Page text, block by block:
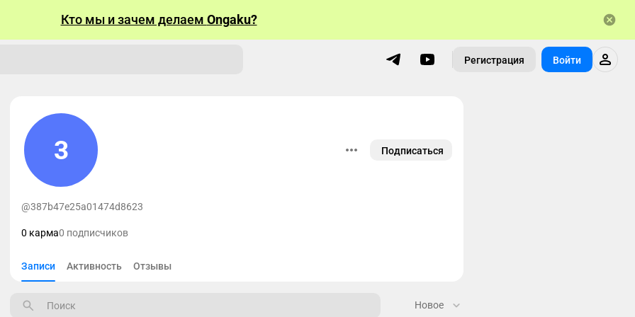
Кто мы и зачем делаем Ongaku?
Регистрация Войти
3 Подписаться
@387b47e25a01474d8623
0 карма0 подписчиков
Записи Активность Отзывы
Новое